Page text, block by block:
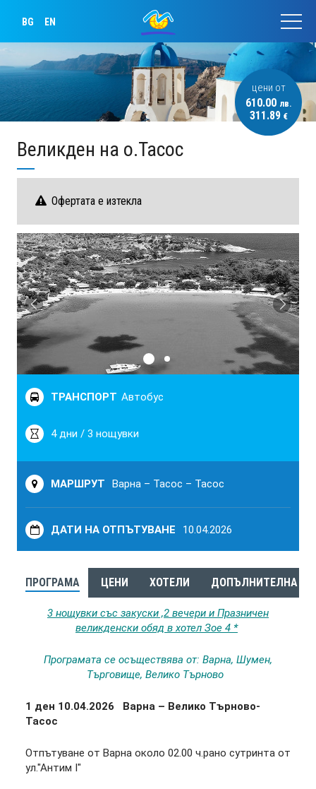
BG EN
Великден на о.Тасос
Офертата е изтекла
цени от
610.00 лв.
311.89 €
ТРАНСПОРТ Автобус
4 дни / 3 нощувки
МАРШРУТ Варна – Тасос – Тасос
ДАТИ НА ОТПЪТУВАНЕ 10.04.2026
ПРОГРАМА ЦЕНИ ХОТЕЛИ ДОПЪЛНИТЕЛНА
3 нощувки със закуски ,2 вечери и Празничен
великденски обяд в хотел Зое 4 *
Програмата се осъществява от: Варна, Шумен,
Търговище, Велико Търново
1 ден 10.04.2026
Варна – Велико Търново-
Тасос
Отпътуване от Варна около 02.00 ч.рано сутринта от
ул."Антим I"